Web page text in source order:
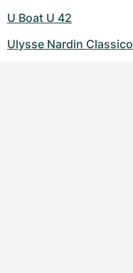
U Boat U 42
Ulysse Nardin Classico